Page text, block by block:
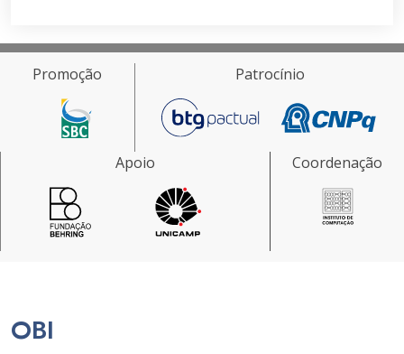
Promoção Patrocínio
Apoio Coordenação
OBI